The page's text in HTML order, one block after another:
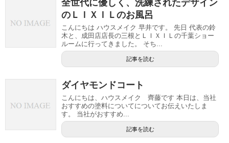
全世代に優しく、洗練されたデザイン
のＬＩＸＩＬのお風呂
こんにちは ハウスメイク 早井です。 先日 代表の鈴
木と、成田店店長の三根とＬＩＸＩＬの千葉ショー
ルームに行ってきました。 そち...
記事を読む
ダイヤモンドコート
こんにちは、ハウスメイク 齊藤です 本日は、当社
おすすめの塗料についてについてお伝えいたしま
す。 当社がおすすめ...
記事を読む